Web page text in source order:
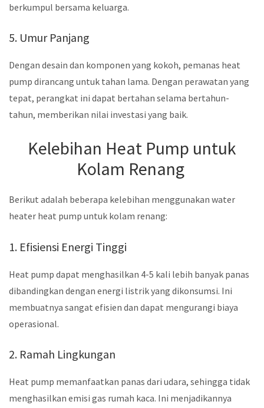
berkumpul bersama keluarga.
5. Umur Panjang
Dengan desain dan komponen yang kokoh, pemanas heat
pump dirancang untuk tahan lama. Dengan perawatan yang
tepat, perangkat ini dapat bertahan selama bertahun-
tahun, memberikan nilai investasi yang baik.
Kelebihan Heat Pump untuk
Kolam Renang
Berikut adalah beberapa kelebihan menggunakan water
heater heat pump untuk kolam renang:
1. Efisiensi Energi Tinggi
Heat pump dapat menghasilkan 4-5 kali lebih banyak panas
dibandingkan dengan energi listrik yang dikonsumsi. Ini
membuatnya sangat efisien dan dapat mengurangi biaya
operasional.
2. Ramah Lingkungan
Heat pump memanfaatkan panas dari udara, sehingga tidak
menghasilkan emisi gas rumah kaca. Ini menjadikannya